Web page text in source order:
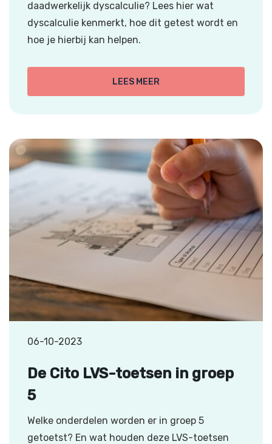
daadwerkelijk dyscalculie? Lees hier wat
dyscalculie kenmerkt, hoe dit getest wordt en
hoe je hierbij kan helpen.
LEES MEER
06-10-2023
De Cito LVS-toetsen in groep
5
Welke onderdelen worden er in groep 5
getoetst? En wat houden deze LVS-toetsen